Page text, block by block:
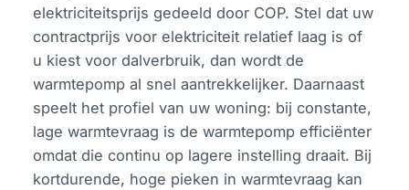
elektriciteitsprijs gedeeld door COP. Stel dat uw
contractprijs voor elektriciteit relatief laag is of
u kiest voor dalverbruik, dan wordt de
warmtepomp al snel aantrekkelijker. Daarnaast
speelt het profiel van uw woning: bij constante,
lage warmtevraag is de warmtepomp efficiënter
omdat die continu op lagere instelling draait. Bij
kortdurende, hoge pieken in warmtevraag kan